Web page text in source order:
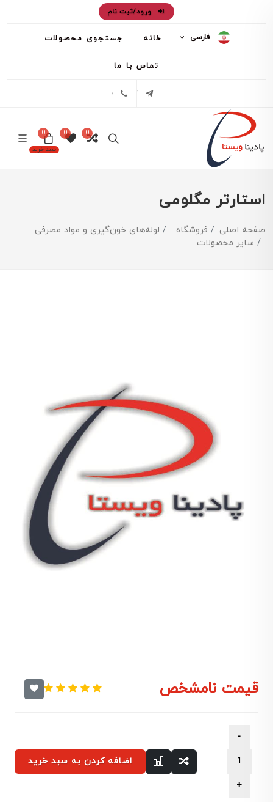
ورود/ثبت نام
فارسی خانه جستجوی محصولات
تماس با ما
تلگرام
0
0
سبد خرید
0
استارتر مگلومی
صفحه اصلی فروشگاه
لوله‌های خون‌گیری و مواد مصرفی
سایر محصولات
قیمت نامشخص
اضافه کردن به سبد خرید